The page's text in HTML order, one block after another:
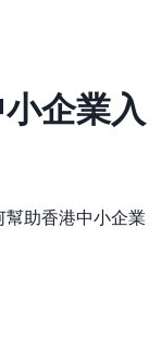
企業入
助香港中小企業